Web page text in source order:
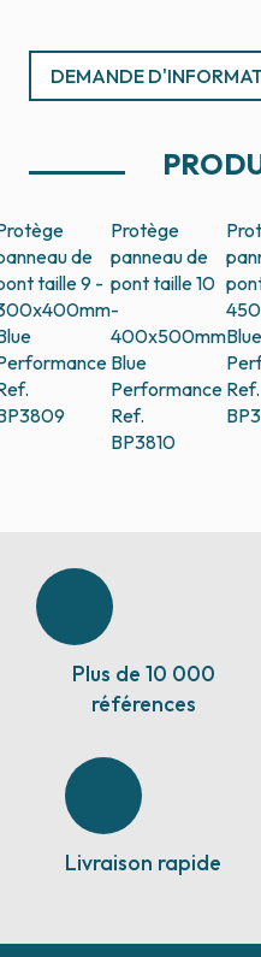
DEMANDE
de
taille 9 -
Protège
panneau de
pont taille 10
-
400x500mm
Blue
Performance
Ref.
BP3810
Blue
Ref.
Plus de 10 000
références
Livraison rapide